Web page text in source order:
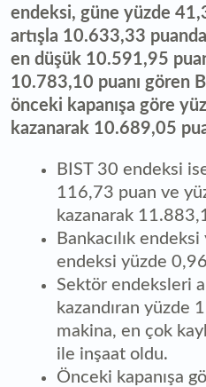
endeksi, güne yüzde
artışla 10.633,33
en düşük 10.591,95
10.783,10 puanı gören
önceki kapanışa göre
kazanarak 10.689,05
BIST 30 endeksi
116,73 puan ve
kazanarak
Bankacılık
endeksi yüzde
Sektör endeksleri
kazandıran yüzde
makina, en çok
ile inşaat oldu.
Önceki kapanışa